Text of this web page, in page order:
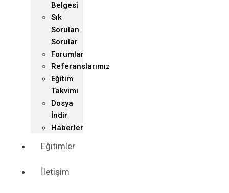
Belgesi
Sık
Sorulan
Sorular
Forumlar
Referanslarımız
Eğitim
Takvimi
Dosya
İndir
Haberler
Eğitimler
İletişim